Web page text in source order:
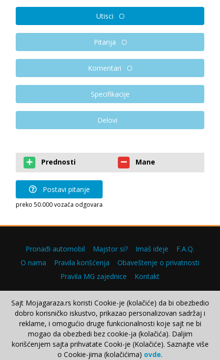
Utisci
Pitanja
Komentari
Specifikacije
Delovi
Prednosti Mane
Postavi pitanje
preko 50.000 vozača odgovara
Pronađi automobil Majstor si? Imaš ideje
F.A.Q.
O nama
Pravila korišćenja
Obaveštenje o privatnosti
Pravila MG zajednice
Kontakt
Copyright © 2000–2026.
Sajt Mojagaraza.rs koristi Cookie-je (kolačiće) da bi obezbedio
dobro korisničko iskustvo, prikazao personalizovan sadržaj i
reklame, i omogućio druge funkcionalnosti koje sajt ne bi
mogao da obezbedi bez cookie-ja (kolačića). Daljim
korišćenjem sajta prihvatate Cooki-je (Kolačiće). Saznajte više
o Cookie-jima (kolačićima) ovde.